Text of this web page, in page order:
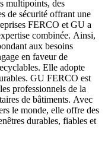
multipoints, des
de sécurité offrant une
FERCO et GU a
combinée. Ainsi,
aux besoins
en faveur de
Elle adopte
GU FERCO est
professionnels de la
de bâtiments. Avec
le monde, elle offre des
durables, fiables et